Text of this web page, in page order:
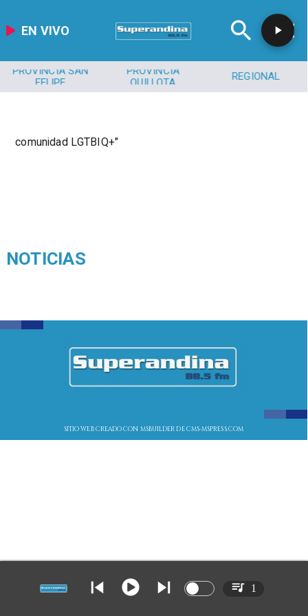
EN VIVO
PROVINCIA SAN
FELIPE
PROVINCIA
QUILLOTA
REGIONAL
comunidad LGTBIQ+"
NOTICIAS
SITIO WEB CREADO CON MSBUILDER DE CMS-MSPRESS.COM
1